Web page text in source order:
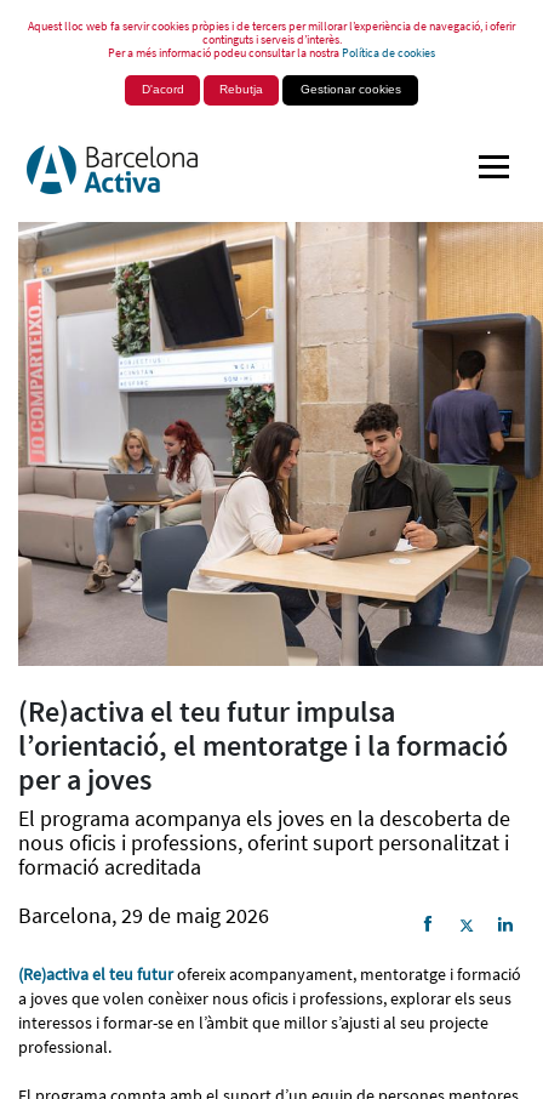
Aquest lloc web fa servir cookies pròpies i de tercers per millorar l’experiència de navegació, i oferir
continguts i serveis d’interès.
Per a més informació podeu consultar la nostraPolítica de cookies
D'acord Rebutja Gestionar cookies
(Re)activa el teu futur impulsa
l’orientació, el mentoratge i la formació
per a joves
El programa acompanya els joves en la descoberta de
nous oficis i professions, oferint suport personalitzat i
formació acreditada
Barcelona, 29 de maig 2026
(Re)activa el teu futurofereix acompanyament, mentoratge i formació
a joves que volen conèixer nous oficis i professions, explorar els seus
interessos i formar-se en l’àmbit que millor s’ajusti al seu projecte
professional.